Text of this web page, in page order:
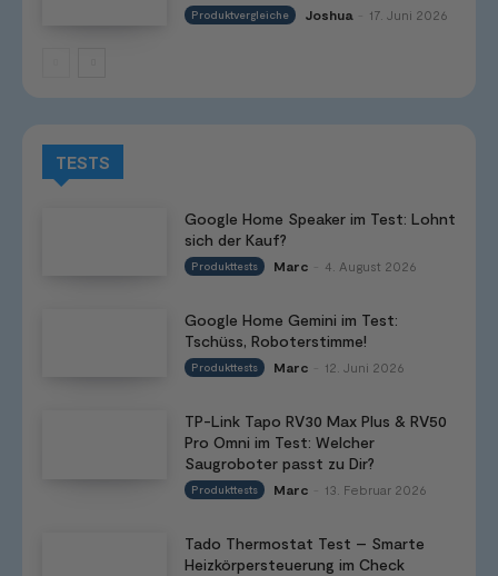
Produktvergleiche Joshua 17. Juni 2026
TESTS
Google Home Speaker im Test: Lohnt
sich der Kauf?
Produkttests Marc 4. August 2026
Google Home Gemini im Test:
Tschüss, Roboterstimme!
Produkttests Marc 12. Juni 2026
TP-Link Tapo RV30 Max Plus & RV50
Pro Omni im Test: Welcher
Saugroboter passt zu Dir?
Produkttests Marc 13. Februar 2026
Tado Thermostat Test – Smarte
Heizkörpersteuerung im Check